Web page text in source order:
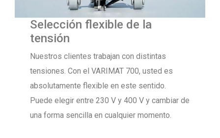
Selección flexible de la
tensión
Nuestros clientes trabajan con distintas
tensiones. Con el VARIMAT 700, usted es
absolutamente flexible en este sentido.
Puede elegir entre 230 V y 400 V y cambiar de
una forma sencilla en cualquier momento.